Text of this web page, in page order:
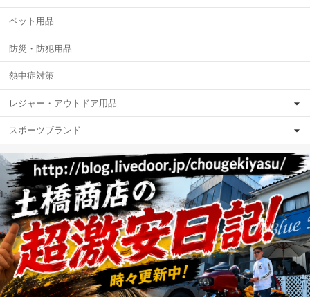
ペット用品
防災・防犯用品
熱中症対策
レジャー・アウトドア用品
スポーツブランド